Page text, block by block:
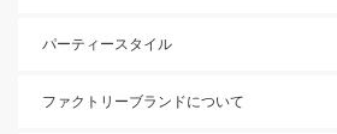
パーティースタイル
ファクトリーブランドについて